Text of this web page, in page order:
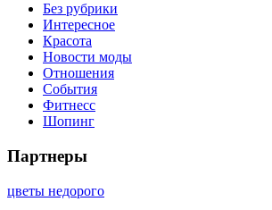
Без рубрики
Интересное
Красота
Новости моды
Отношения
События
Фитнесс
Шопинг
Партнеры
цветы недорого